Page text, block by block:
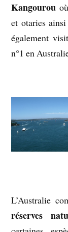
Kangourou
et otaries
également
n°1 en
L’Australie
réserves